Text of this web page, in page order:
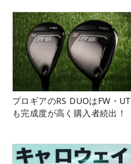
プロギアのRS DUOはFW・UT
も完成度が高く購入者続出！